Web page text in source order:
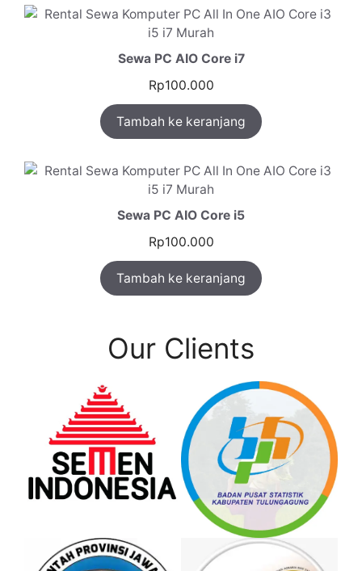
Sewa PC AIO Core i7
Rp100.000
Tambah ke keranjang
Sewa PC AIO Core i5
Rp100.000
Tambah ke keranjang
Our Clients